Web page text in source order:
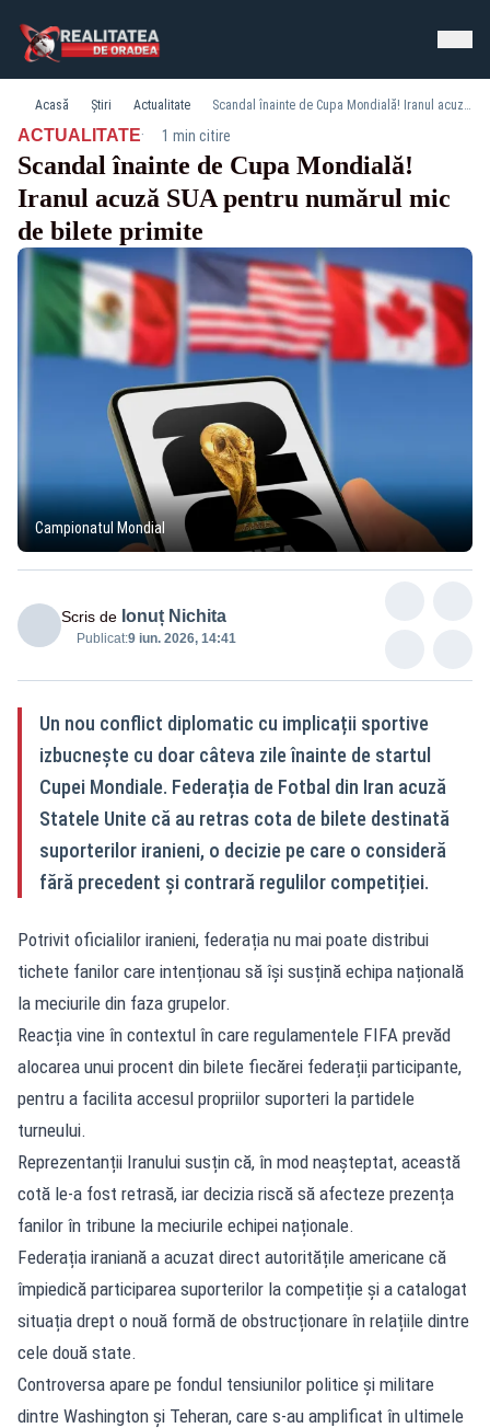
Acasă Știri Actualitate Scandal înainte de Cupa Mondială! Iranul acuză SUA pentru numărul mic de bilete primite
ACTUALITATE· 1 min citire
Scandal înainte de Cupa Mondială!
Iranul acuză SUA pentru numărul mic
de bilete primite
Campionatul Mondial
Scris de Ionuț Nichita
Publicat:9 iun. 2026, 14:41
Un nou conflict diplomatic cu implicații sportive
izbucnește cu doar câteva zile înainte de startul
Cupei Mondiale. Federația de Fotbal din Iran acuză
Statele Unite că au retras cota de bilete destinată
suporterilor iranieni, o decizie pe care o consideră
fără precedent și contrară regulilor competiției.
Potrivit oficialilor iranieni, federația nu mai poate distribui
tichete fanilor care intenționau să își susțină echipa națională
la meciurile din faza grupelor.
Reacția vine în contextul în care regulamentele FIFA prevăd
alocarea unui procent din bilete fiecărei federații participante,
pentru a facilita accesul propriilor suporteri la partidele
turneului.
Reprezentanții Iranului susțin că, în mod neașteptat, această
cotă le-a fost retrasă, iar decizia riscă să afecteze prezența
fanilor în tribune la meciurile echipei naționale.
Federația iraniană a acuzat direct autoritățile americane că
împiedică participarea suporterilor la competiție și a catalogat
situația drept o nouă formă de obstrucționare în relațiile dintre
cele două state.
Controversa apare pe fondul tensiunilor politice și militare
dintre Washington și Teheran, care s-au amplificat în ultimele